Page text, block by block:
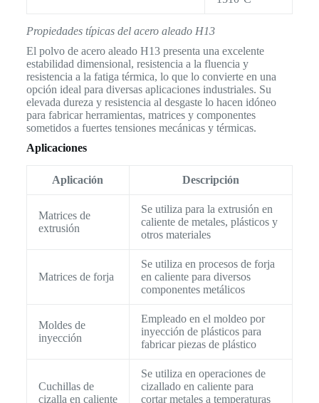
Propiedades típicas del acero aleado H13
El polvo de acero aleado H13 presenta una excelente
estabilidad dimensional, resistencia a la fluencia y
resistencia a la fatiga térmica, lo que lo convierte en una
opción ideal para diversas aplicaciones industriales. Su
elevada dureza y resistencia al desgaste lo hacen idóneo
para fabricar herramientas, matrices y componentes
sometidos a fuertes tensiones mecánicas y térmicas.
Aplicaciones
Aplicación Descripción
Matrices de
extrusión
Se utiliza para la extrusión en
caliente de metales, plásticos y
otros materiales
Matrices de forja
Se utiliza en procesos de forja
en caliente para diversos
componentes metálicos
Moldes de
inyección
Empleado en el moldeo por
inyección de plásticos para
fabricar piezas de plástico
Cuchillas de
cizalla en caliente
Se utiliza en operaciones de
cizallado en caliente para
cortar metales a temperaturas